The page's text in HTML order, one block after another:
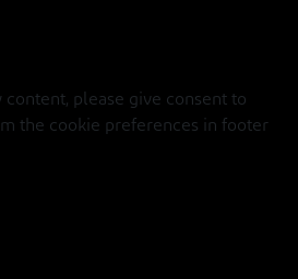
content, please give consent to
the cookie preferences in footer